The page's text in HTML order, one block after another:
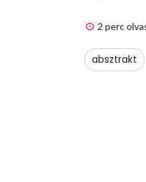
2 perc
absztrakt